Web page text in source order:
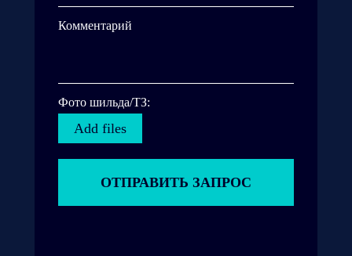
Комментарий
Фото шильда/ТЗ:
Add files
ОТПРАВИТЬ ЗАПРОС